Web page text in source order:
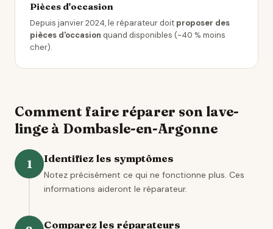
Pièces d'occasion
Depuis janvier 2024, le réparateur doit proposer des
pièces d'occasion quand disponibles (~40 % moins
cher).
Comment faire réparer son lave-
linge à Dombasle-en-Argonne
1 Identifiez les symptômes
Notez précisément ce qui ne fonctionne plus. Ces
informations aideront le réparateur.
Comparez les réparateurs